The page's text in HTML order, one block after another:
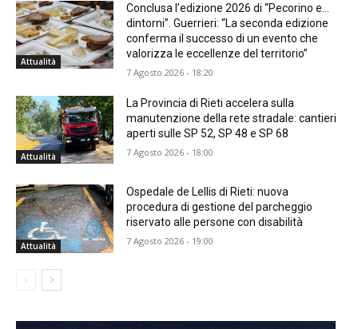
Attualità
Conclusa l’edizione 2026 di “Pecorino e…
dintorni”. Guerrieri: “La seconda edizione
conferma il successo di un evento che
valorizza le eccellenze del territorio”
7 Agosto 2026 - 18:20
Attualità
La Provincia di Rieti accelera sulla
manutenzione della rete stradale: cantieri
aperti sulle SP 52, SP 48 e SP 68
7 Agosto 2026 - 18:00
Attualità
Ospedale de Lellis di Rieti: nuova
procedura di gestione del parcheggio
riservato alle persone con disabilità
7 Agosto 2026 - 19:00